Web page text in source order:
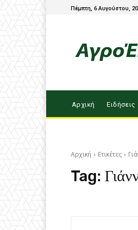
Πέμπτη, 6 Αυγούστου,
Αρχική Ειδήσεις
Αρχική Ετικέτες
Tag: